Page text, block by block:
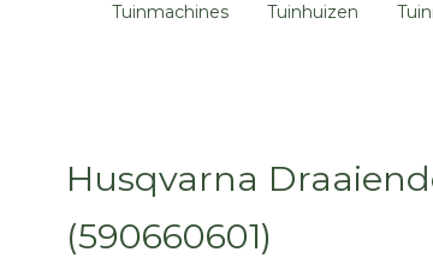
Tuinmachines Tuinhuizen
Husqvarna
(590660601)